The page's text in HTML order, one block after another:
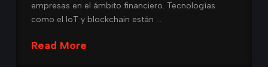
empresas en el ámbito financiero. Tecnologías
como el IoT y blockchain están …
Read More